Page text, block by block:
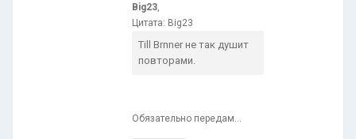
Big23,
Цитата: Big23
Till Brnner не так душит
повторами.
Обязательно передам...